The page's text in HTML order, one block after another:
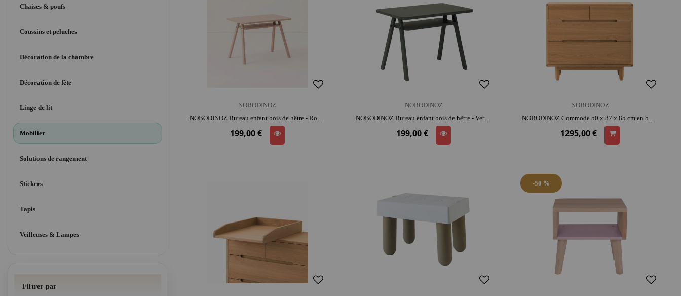
Chaises & poufs
Coussins et peluches
Décoration de la chambre
Décoration de fête
Linge de lit
Mobilier
Solutions de rangement
Stickers
Tapis
Veilleuses & Lampes
Filtrer par
NOBODINOZ
199,00 €
NOBODINOZ
NOBODINOZ Bureau enfant bois de hêtre - Vert foncé | bois | décoration | mobilier chambre d'enfant
199,00 €
NOBODINOZ
1295,00 €
-50 %